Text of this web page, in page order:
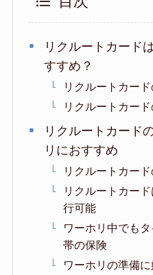
リクルートカード
すすめ？
リクルートカー
リクルートカー
リクルートカード
リにおすすめ
リクルートカー
リクルートカー
行可能
ワーホリ中でも
帯の保険
ワーホリの準備